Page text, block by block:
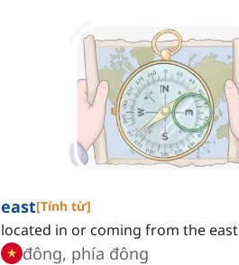
east[Tính từ]
located in or coming from the east
đông, phía đông